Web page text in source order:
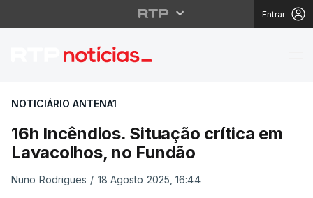
Entrar
16h Incêndios.
NOTICIÁRIO ANTENA1
16h Incêndios. Situação crítica em
Lavacolhos, no Fundão
Nuno Rodrigues / 18 Agosto 2025, 16:44